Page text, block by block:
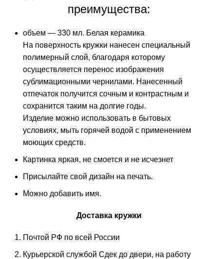
преимущества:
объем — 330 мл. Белая керамика
На поверхность кружки нанесен специальный
полимерный слой, благодаря которому
осуществляется перенос изображения
сублимационными чернилами. Нанесенный
отпечаток получится сочным и контрастным и
сохранится таким на долгие годы.
Изделие можно использовать в бытовых
условиях, мыть горячей водой с применением
моющих средств.
Картинка яркая, не смоется и не исчезнет
Присылайте свой дизайн на печать.
Можно добавить имя.
Доставка кружки
Почтой РФ по всей России
Курьерской службой Сдек до двери, на работу